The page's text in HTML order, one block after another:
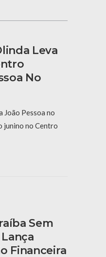
Leva
No
João Pessoa no
junino no Centro
Sem
Financeira